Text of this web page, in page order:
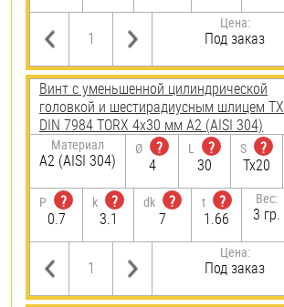
Цена:
Под заказ
Винт с уменьшенной цилиндрической
головкой и шестирадиусным шлицем TX
DIN 7984 TORX 4х30 мм А2 (AISI 304)
Материал
А2 (AISI 304)
Ø
?
4
L
?
30
S
?
Tx20
P
?
0.7
k
?
3.1
dk
?
7
t
?
1.66
Вес:
3 гр.
Цена:
Под заказ